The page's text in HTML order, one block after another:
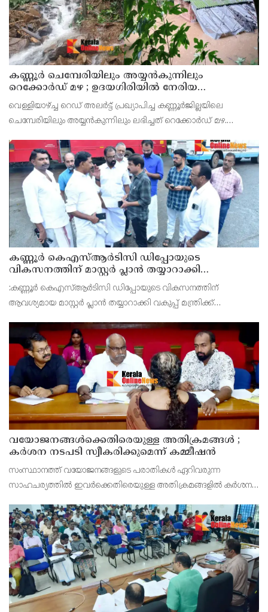
കണ്ണൂർ ചെമ്പേരിയിലും അയ്യൻകുന്നിലും
റെക്കോർഡ് മഴ ; ഉദയഗിരിയിൽ നേരിയ
ഉരുൾപൊട്ടൽ; 13 പേരെ ക്യാമ്പിലേക്ക് മാറ്റി
വെള്ളിയാഴ്ച്ച റെഡ് അലർട്ട് പ്രഖ്യാപിച്ച കണ്ണൂർജില്ലയിലെ
ചെമ്പേരിയിലും അയ്യൻകുന്നിലും ലഭിച്ചത് റെക്കോർഡ് മഴ.
മില്ലിമീറ്റർ മഴ ആ സമയം സംസ്ഥാനത്ത
കണ്ണൂർ കെഎസ്ആർടിസി ഡിപ്പോയുടെ
വികസനത്തിന് മാസ്റ്റർ പ്ലാൻ തയ്യാറാക്കി
സമർപ്പിക്കും : ടി ഒ മോഹനൻ എം എൽ എ
:കണ്ണൂർ കെഎസ്ആർടിസി ഡിപ്പോയുടെ വികസനത്തിന്
ആവശ്യമായ മാസ്റ്റർ പ്ലാൻ തയ്യാറാക്കി വകുപ്പ് മന്ത്രിക്ക്
ഡിപ്പോയ്ക്ക് നാല് ഏക്കറിൽ അധികം വരുന്ന സ്ഥലമുണ്ട്
വയോജനങ്ങൾക്കെതിരെയുള്ള അതിക്രമങ്ങൾ ;
കർശന നടപടി സ്വീകരിക്കുമെന്ന് കമ്മീഷൻ
സംസ്ഥാനത്ത് വയോജനങ്ങളുടെ പരാതികൾ ഏറിവരുന്ന
സാഹചര്യത്തിൽ ഇവർക്കെതിരെയുള്ള അതിക്രമങ്ങളിൽ കർശന
കെ. സോമപ്രസാദ്.